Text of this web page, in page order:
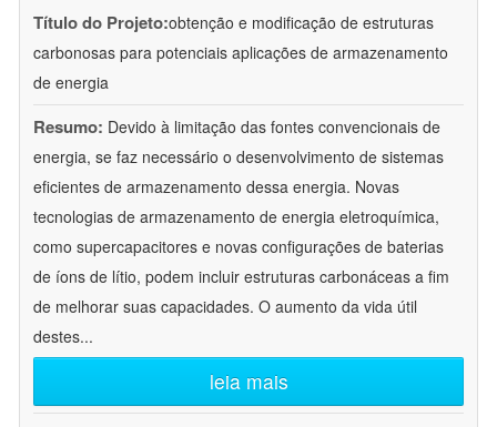
Título do Projeto:obtenção e modificação de estruturas
carbonosas para potenciais aplicações de armazenamento
de energia
Resumo: Devido à limitação das fontes convencionais de
energia, se faz necessário o desenvolvimento de sistemas
eficientes de armazenamento dessa energia. Novas
tecnologias de armazenamento de energia eletroquímica,
como supercapacitores e novas configurações de baterias
de íons de lítio, podem incluir estruturas carbonáceas a fim
de melhorar suas capacidades. O aumento da vida útil
destes...
leia mais